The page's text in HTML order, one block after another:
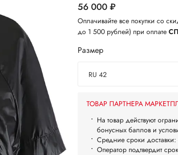
56 000руб.
Оплачивайте все покупки со
до 1 500 рублей) при оплате
Размер
RU 42
ТОВАР ПАРТНЕРА
На товар действуют
бонусных баллов и
Средние сроки доставки:
Оператор подтвердит